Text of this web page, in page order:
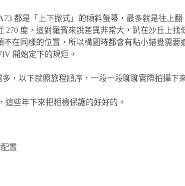
都是「上下掀式」的傾斜螢幕，最多就是往上
270 度，這對羅賓來說差異非常大，趴在沙丘上
在同樣的位置，所以構圖時都會有點小錯覺需
開始定下的規矩。
，以下就照旅程順序，一段一段聊聊實際拍攝下
，這些年下來把相機保護的好好的。
置